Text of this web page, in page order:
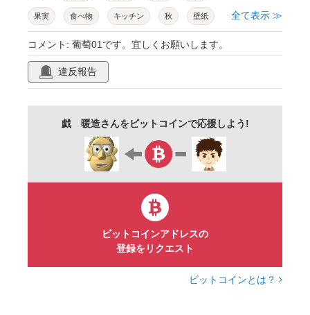
果実 食べ物 キッチン 秋 壁紙
バナー
全て表示 ≫
コメント: 葡萄01です。宜しくお願いします。
違反報告
戯 暖造さんをビットコインで応援しよう!
ビットコインアドレスの
登録をリクエスト
ビットコインとは？